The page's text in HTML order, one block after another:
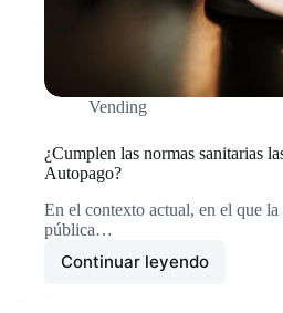
Vending
¿Cumplen las normas sanitarias
Autopago?
En el contexto actual, en el que la
pública…
Continuar leyendo